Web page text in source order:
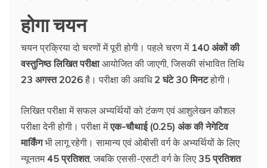
होगा चयन
चयन प्रक्रिया दो चरणों में पूरी होगी। पहले चरण में 140 अंकों की
वस्तुनिष्ठ लिखित परीक्षाआयोजित की जाएगी, जिसकी संभावित तिथि
23 अगस्त 2026है। परीक्षा की अवधि 2 घंटे 30 मिनटहोगी।
लिखित परीक्षा में सफल अभ्यर्थियों को टंकण एवं आशुलेखन कौशल
परीक्षा देनी होगी। परीक्षा मेंएक-चौथाई (0.25) अंक की नेगेटिव
मार्किंगभी लागू रहेगी। सामान्य एवं ओबीसी वर्ग के अभ्यर्थियों के लिए
न्यूनतम45 प्रतिशत, जबकि एससी-एसटी वर्ग के लिए 35 प्रतिशत